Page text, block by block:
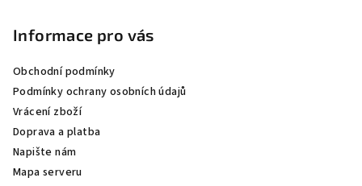
Informace pro vás
Obchodní podmínky
Podmínky ochrany osobních údajů
Vrácení zboží
Doprava a platba
Napište nám
Mapa serveru